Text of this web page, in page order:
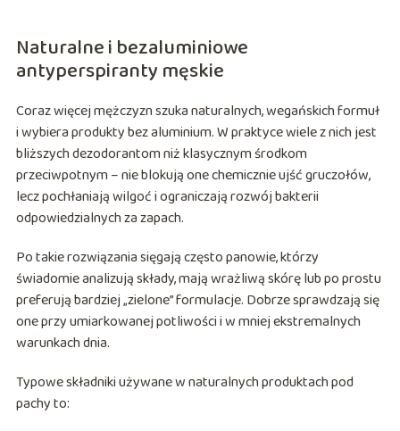
Naturalne i bezaluminiowe
antyperspiranty męskie
Coraz więcej mężczyzn szuka naturalnych, wegańskich formuł
i wybiera produkty bez aluminium. W praktyce wiele z nich jest
bliższych dezodorantom niż klasycznym środkom
przeciwpotnym – nie blokują one chemicznie ujść gruczołów,
lecz pochłaniają wilgoć i ograniczają rozwój bakterii
odpowiedzialnych za zapach.
Po takie rozwiązania sięgają często panowie, którzy
świadomie analizują składy, mają wrażliwą skórę lub po prostu
preferują bardziej „zielone” formulacje. Dobrze sprawdzają się
one przy umiarkowanej potliwości i w mniej ekstremalnych
warunkach dnia.
Typowe składniki używane w naturalnych produktach pod
pachy to: